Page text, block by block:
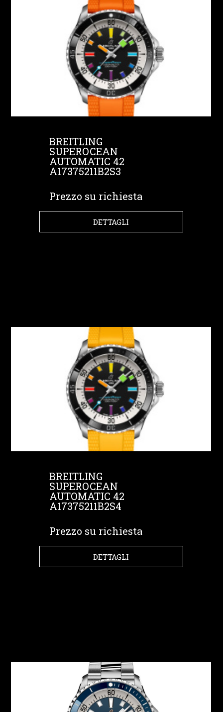
BREITLING
SUPEROCEAN
AUTOMATIC 42
A17375211B2S3
Prezzo su richiesta
DETTAGLI
BREITLING
SUPEROCEAN
AUTOMATIC 42
A17375211B2S4
Prezzo su richiesta
DETTAGLI